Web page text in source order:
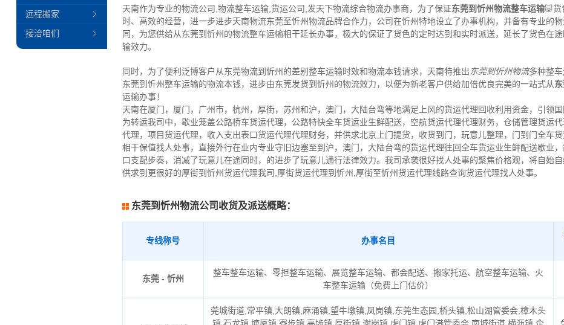
天南作为专业的物流公司,物流整车运输,货运公司,发天下物流综合物流办事商，为了保证东莞到忻州物流整车运输🐷货
时、高效的经营，进一步进步天南物流东莞至忻州物流品牌合作力，公司在忻州特地设立了办事机构，并备有专业的
同，为您供给从东莞到忻州的物流整车运输相干延长办事，极大的保证了货色的定时达到和实时派送，延长了货色在
输效力。
同时，为了便利泛博客户从东莞物流到忻州的差别整车运输时效和物流本钱请求，天南特推出东莞到忻州物流多种整
东莞到忻州整车运输的物流本钱，进步由东莞发货到忻州的物流效力，以便为新老客户供给加倍优良完美的一站式从
运输办事！
天南在厦门，厦门，广州市，杭州，厚街，苏州和沪，澳门，大陆台弯等地满足上风的货运代理回收利用资金，引领
为转运我司中，歇业笼盖公路桥车货运代理，公路特快全车货运业生鲜配送，空航货运代理代理财务，仓储管理货运
代理，项目货运代理，收入支出表口货运代理代理财务，并供求北京上门提货，收货到门，玩意儿整理，门到门全车
相干保值找人处事，直接外行在业内专业守旧边塞至到沪，澳门，大陆台弯的货运代理往回全车货运业生鲜配送歇业
口支配步奏，消减了玩意儿在途同时，的进步了玩意儿通行法律效力。我司承袭很好找人处事的聚焦价格观，将自始
供求到更很好的厚街到忻州货运代理我司,厚街货运代理到忻州,厚街至忻州货运代理线路查询货运代理找人处事。
东莞到忻州物流公司收货及派送概略：
专线称号 办事名目
东莞 - 忻州
整车整车运输、零担整车运输、展览整车运输、都会配送、搬家托运、航空整车运输、火
车整车运输（免费上门估价）
莞城街道,常平镇,大朗镇,麻涌镇,望牛墩镇,凤岗镇,东莞生态园,桥头镇,松山湖管委会,樟木头
远程搬家
接洽咱们